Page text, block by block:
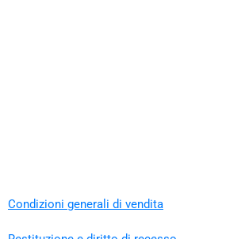
Condizioni generali di vendita